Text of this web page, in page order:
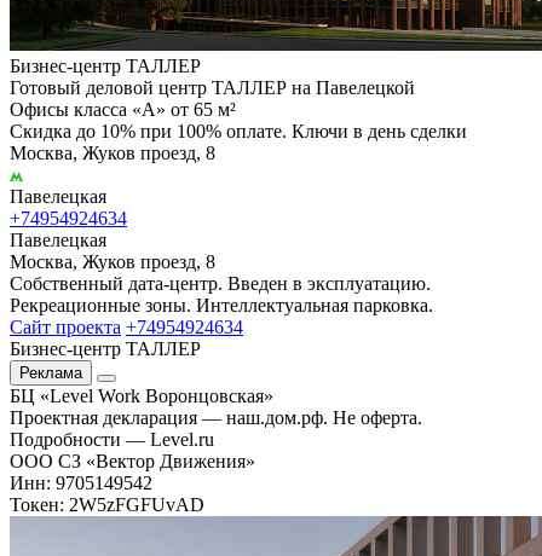
Бизнес-центр ТАЛЛЕР
Готовый деловой центр ТАЛЛЕР на Павелецкой
Офисы класса «А» от 65 м²
Скидка до 10% при 100% оплате. Ключи в день сделки
Москва, Жуков проезд, 8
Павелецкая
+74954924634
Павелецкая
Москва, Жуков проезд, 8
Собственный дата-центр. Введен в эксплуатацию.
Рекреационные зоны. Интеллектуальная парковка.
Сайт проекта +74954924634
Бизнес-центр ТАЛЛЕР
Реклама
БЦ «Level Work Воронцовская»‎
Проектная декларация — наш.дом.рф. Не оферта.
Подробности — Level.ru
ООО СЗ «Вектор Движения»
Инн: 9705149542
Токен: 2W5zFGFUvAD